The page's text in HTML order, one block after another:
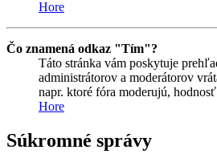
Hore
Čo znamená odkaz "Tím"?
Táto stránka vám poskytuje
administrátorov a moderátorov
napr. ktoré fóra moderujú,
Hore
Súkromné správy